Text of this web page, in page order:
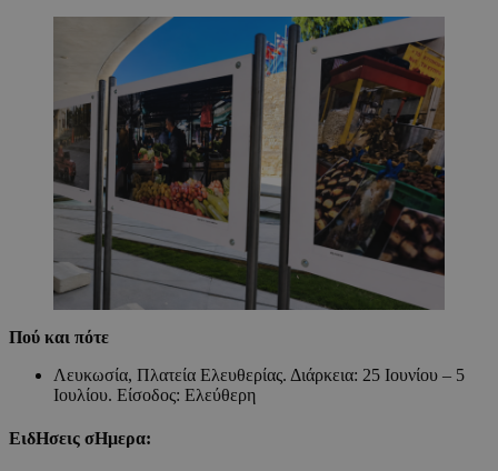
Πού και πότε
Λευκωσία, Πλατεία Ελευθερίας. Διάρκεια: 25 Ιουνίου – 5
Ιουλίου. Είσοδος: Ελεύθερη
ΕιδΗσεις σΗμερα: